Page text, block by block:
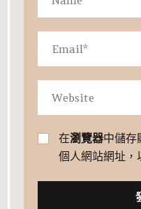
在瀏覽器中儲存
個人網站網址，